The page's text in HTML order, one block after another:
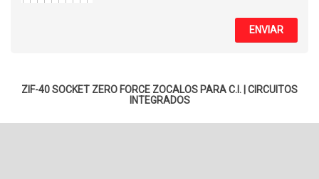
ENVIAR
ZIF-40 SOCKET ZERO FORCE ZOCALOS PARA C.I. CIRCUITOS
INTEGRADOS